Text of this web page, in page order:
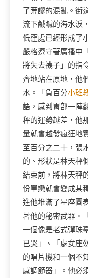
了荒謬的混亂。街
流下鹹鹹的海水淚
低窪處已經形成了
嚴格遵守著廣播中
將失去襪子」的指
齊地站在原地，他
水。「負百分小班
語，感到胃部一陣
秤的運勢越差，他
量就會越發瘋狂地
至百分之二十，張
的、形狀是林天秤
結束前，將林天秤
份單戀就會變成某
進他堆滿了星座圖
著他的秘密武器。
一個像是老式彈珠
已哭」、「處女座
的唱片機和一個不
感調節器」。他必